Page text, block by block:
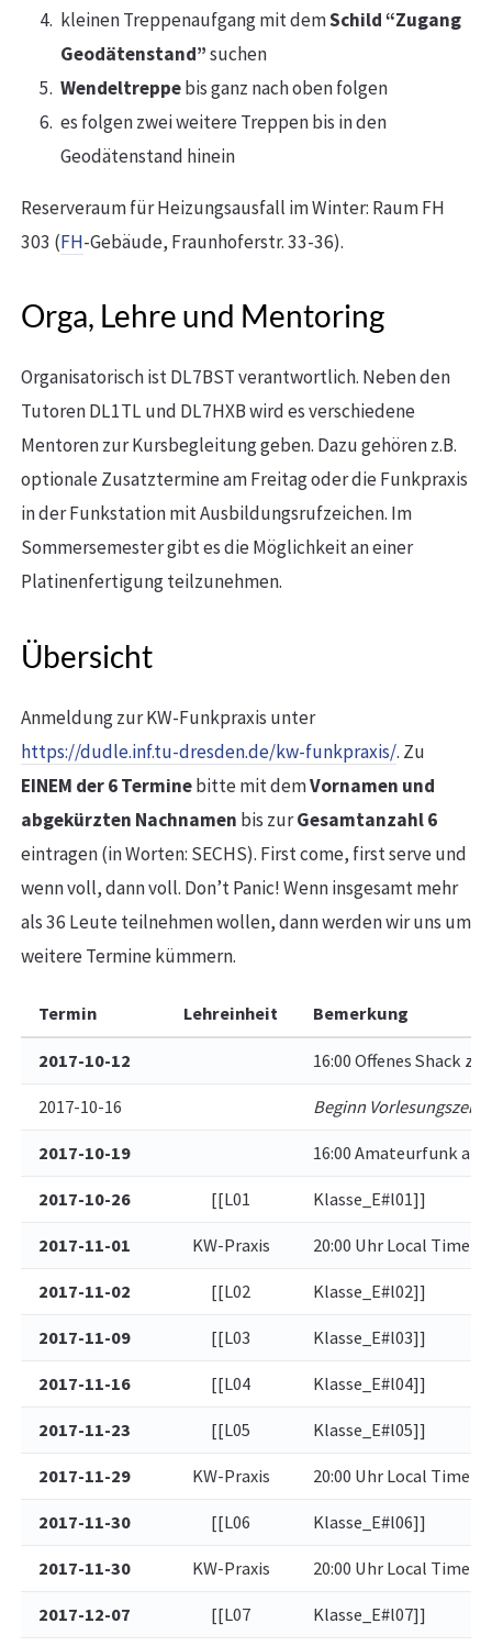
kleinen Treppenaufgang mit demSchild “Zugang
Geodätenstand”suchen
Wendeltreppebis ganz nach oben folgen
es folgen zwei weitere Treppen bis in den
Geodätenstand hinein
Reserveraum für Heizungsausfall im Winter: Raum FH
303 (FH-Gebäude, Fraunhoferstr. 33-36).
Orga, Lehre und Mentoring
Organisatorisch ist DL7BST verantwortlich. Neben den
Tutoren DL1TL und DL7HXB wird es verschiedene
Mentoren zur Kursbegleitung geben. Dazu gehören z.B.
optionale Zusatztermine am Freitag oder die Funkpraxis
in der Funkstation mit Ausbildungsrufzeichen. Im
Sommersemester gibt es die Möglichkeit an einer
Platinenfertigung teilzunehmen.
Übersicht
Anmeldung zur KW-Funkpraxis unter
https://dudle.inf.tu-dresden.de/kw-funkpraxis/. Zu
EINEM der 6 Terminebitte mit demVornamen und
abgekürzten Nachnamen bis zurGesamtanzahl 6
eintragen (in Worten: SECHS). First come, first serve und
wenn voll, dann voll. Don’t Panic! Wenn insgesamt mehr
als 36 Leute teilnehmen wollen, dann werden wir uns um
weitere Termine kümmern.
Termin Lehreinheit Bemerkung
2017-10-12 16:00 Offenes Shack
2017-10-16 Beginn Vorlesungszeit
2017-10-19 16:00 Amateurfunk an
2017-10-26 [[L01 Klasse_E#l01]]
2017-11-01 KW-Praxis 20:00 Uhr Local Time (6
2017-11-02 [[L02 Klasse_E#l02]]
2017-11-09 [[L03 Klasse_E#l03]]
2017-11-16 [[L04 Klasse_E#l04]]
2017-11-23 [[L05 Klasse_E#l05]]
2017-11-29 KW-Praxis 20:00 Uhr Local Time (6
2017-11-30 [[L06 Klasse_E#l06]]
2017-11-30 KW-Praxis 20:00 Uhr Local Time (6
2017-12-07 [[L07 Klasse_E#l07]]